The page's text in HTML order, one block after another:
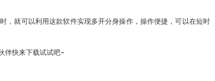
，就可以利用这款软件实现多开分身操作，操作便捷，可以在短时
伴快来下载试试吧~